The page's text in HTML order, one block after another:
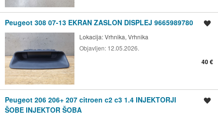
Peugeot 308 07-13 EKRAN ZASLON DISPLEJ 9665989780
Lokacija:Vrhnika, Vrhnika
Objavljen: 12.05.2026.
40 €
Peugeot 206 206+ 207 citroen c2 c3 1.4 INJEKTORJI
ŠOBE INJEKTOR ŠOBA